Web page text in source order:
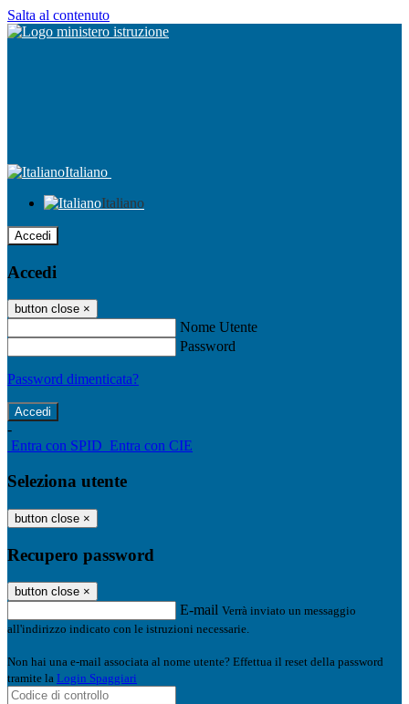
Salta al contenuto
Italiano
Italiano
Accedi
Accedi
button close ×
Nome Utente
Password
Password dimenticata?
-
Entra con SPID Entra con CIE
Seleziona utente
button close ×
Recupero password
button close ×
E-mail Verrà inviato un messaggio
all'indirizzo indicato con le istruzioni necessarie.
Non hai una e-mail associata al nome utente? Effettua il reset della password
tramite la Login Spaggiari